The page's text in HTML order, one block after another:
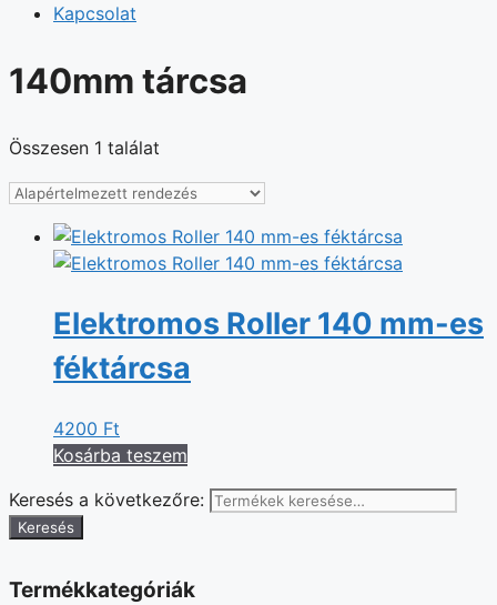
Kapcsolat
140mm tárcsa
Összesen 1 találat
Elektromos Roller 140 mm-es
féktárcsa
4200 Ft
Kosárba teszem
Keresés a következőre:
Keresés
Termékkategóriák